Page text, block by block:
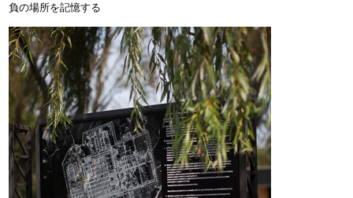
負の場所を記憶する